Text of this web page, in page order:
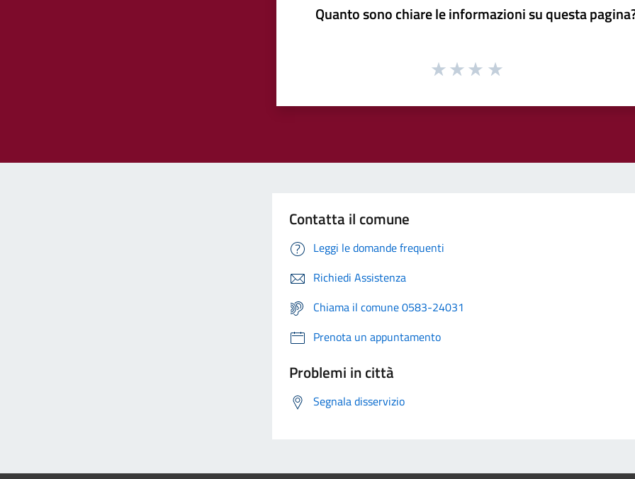
Quanto sono chiare le informazioni su questa
Contatta il comune
Leggi le domande frequenti
Richiedi Assistenza
Chiama il comune 0583-24031
Prenota un appuntamento
Problemi in città
Segnala disservizio